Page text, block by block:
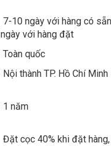
7-10 ngày với hàng có
ngày với hàng đặt
Toàn quốc
Nội thành TP. Hồ Chí Minh
1 năm
Đặt cọc 40% khi đặt